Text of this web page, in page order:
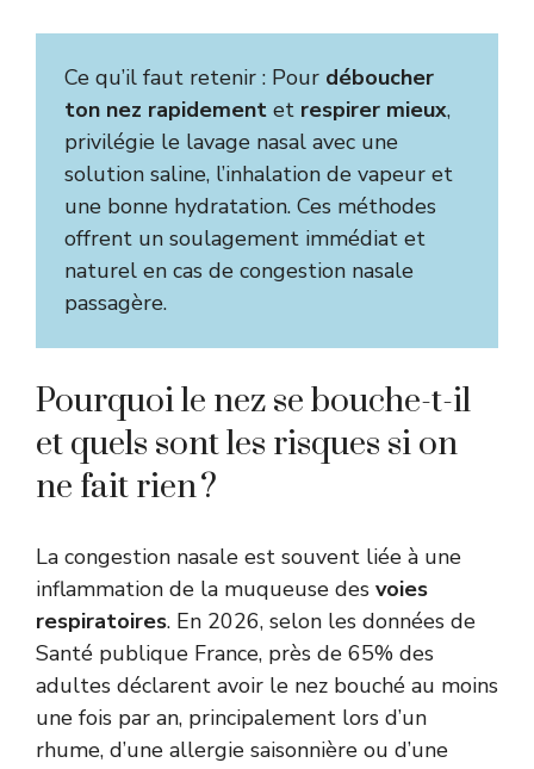
Ce qu’il faut retenir : Pour déboucher
ton nez rapidement et respirer mieux,
privilégie le lavage nasal avec une
solution saline, l’inhalation de vapeur et
une bonne hydratation. Ces méthodes
offrent un soulagement immédiat et
naturel en cas de congestion nasale
passagère.
Pourquoi le nez se bouche-t-il
et quels sont les risques si on
ne fait rien ?
La congestion nasale est souvent liée à une
inflammation de la muqueuse des voies
respiratoires. En 2026, selon les données de
Santé publique France, près de 65% des
adultes déclarent avoir le nez bouché au moins
une fois par an, principalement lors d’un
rhume, d’une allergie saisonnière ou d’une